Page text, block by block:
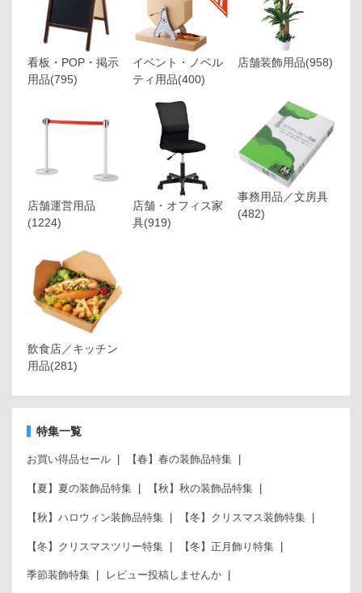
看板・POP・掲示
用品(795)
イベント・ノベル
ティ用品(400)
店舗装飾用品(958)
店舗運営用品
(1224)
店舗・オフィス家
具(919)
事務用品／文房具
(482)
飲食店／キッチン
用品(281)
特集一覧
お買い得品セール 【春】春の装飾品特集
【夏】夏の装飾品特集 【秋】秋の装飾品特集
【秋】ハロウィン装飾品特集 【冬】クリスマス装飾特集
【冬】クリスマスツリー特集 【冬】正月飾り特集
季節装飾特集 レビュー投稿しませんか